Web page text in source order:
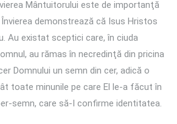
Mântuitorului este de importanţă
demonstrează că Isus Hristos
Au existat sceptici care, în ciuda
au rămas în necredinţă din pricina
Domnului un semn din cer, adică o
toate minunile pe care El le-a făcut în
semn, care să-I confirme identitatea.